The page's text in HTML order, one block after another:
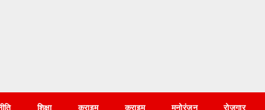
शिक्षा क्राइम क्राइम मनोरंजन रोज़गार